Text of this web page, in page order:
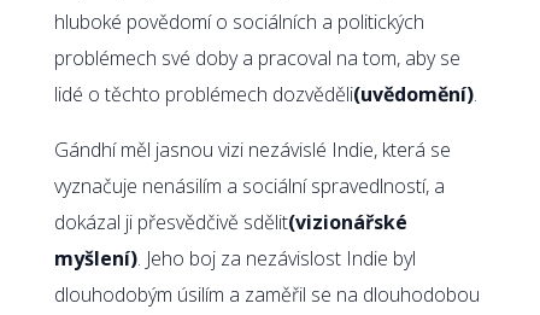
hluboké povědomí o sociálních a politických
problémech své doby a pracoval na tom, aby se
lidé o těchto problémech dozvěděli(uvědomění).
Gándhí měl jasnou vizi nezávislé Indie, která se
vyznačuje nenásilím a sociální spravedlností, a
dokázal ji přesvědčivě sdělit(vizionářské
myšlení). Jeho boj za nezávislost Indie byl
dlouhodobým úsilím a zaměřil se na dlouhodobou